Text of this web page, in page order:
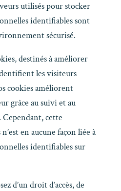
utilisés pour stocker
identifiables sont
sécurisé.
destinés à améliorer
les visiteurs
cookies améliorent
grâce au suivi et au
Cependant, cette
en aucune façon liée à
identifiables sur
d’un droit d’accès, de